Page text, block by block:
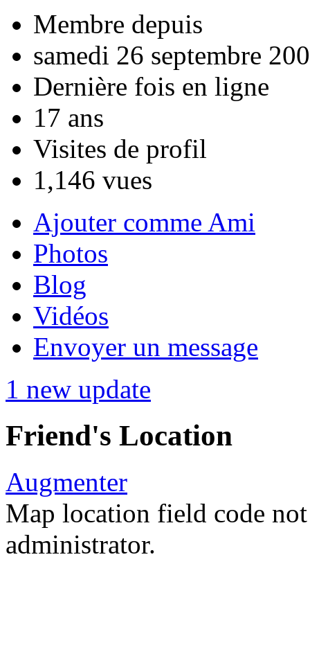
Membre depuis
samedi 26 septembre
Dernière fois en ligne
17 ans
Visites de profil
1,146 vues
Ajouter comme Ami
Photos
Blog
Vidéos
Envoyer un message
1 new update
Friend's Location
Augmenter
Map location field code
administrator.